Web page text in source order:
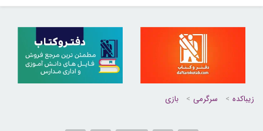
زیباکده سرگرمی بازی